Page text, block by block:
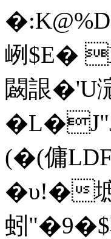
�
峢$E�
闙詪�'U
�
(�(傭
�υ!�
蚓"�